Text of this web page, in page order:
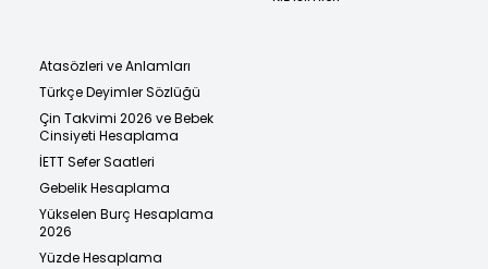
Atasözleri ve Anlamları
Türkçe Deyimler Sözlüğü
Çin Takvimi 2026 ve Bebek
Cinsiyeti Hesaplama
İETT Sefer Saatleri
Gebelik Hesaplama
Yükselen Burç Hesaplama
2026
Yüzde Hesaplama